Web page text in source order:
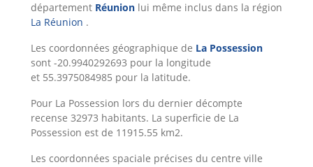
département Réunion lui même inclus dans la région
La Réunion .
Les coordonnées géographique de La Possession
sont -20.9940292693 pour la longitude
et 55.3975084985 pour la latitude.
Pour La Possession lors du dernier décompte
recense 32973 habitants. La superficie de La
Possession est de 11915.55 km2.
Les coordonnées spaciale précises du centre ville